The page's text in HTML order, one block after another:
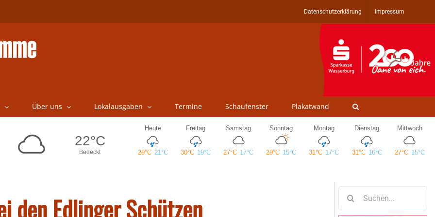
Datenschutzerklärung Impressum
Über uns Lokalausgaben Termine Schaufenster Plakatwand
den Edlinger Schützen
nach: